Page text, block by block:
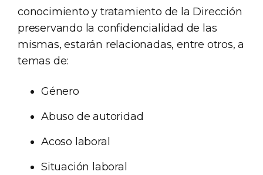
conocimiento y tratamiento de la Dirección
preservando la confidencialidad de las
mismas, estarán relacionadas, entre otros, a
temas de:
Género
Abuso de autoridad
Acoso laboral
Situación laboral